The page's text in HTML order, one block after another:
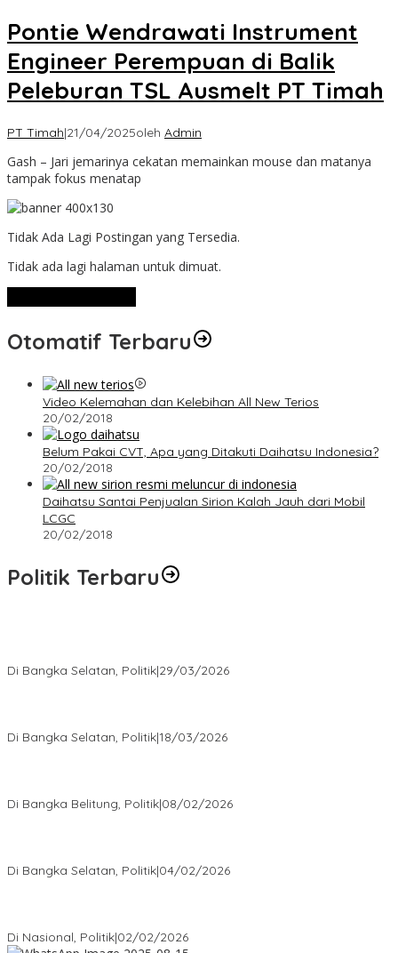
Pontie Wendrawati Instrument
Engineer Perempuan di Balik
Peleburan TSL Ausmelt PT Timah
PT Timah|21/04/2025oleh Admin
Gash – Jari jemarinya cekatan memainkan mouse dan matanya
tampak fokus menatap
Tidak Ada Lagi Postingan yang Tersedia.
Tidak ada lagi halaman untuk dimuat.
Otomatif Terbaru
Video Kelemahan dan Kelebihan All New Terios
20/02/2018
Belum Pakai CVT, Apa yang Ditakuti Daihatsu Indonesia?
20/02/2018
Daihatsu Santai Penjualan Sirion Kalah Jauh dari Mobil
LCGC
20/02/2018
Politik Terbaru
Di Bangka Selatan, Politik|29/03/2026
Di Bangka Selatan, Politik|18/03/2026
Di Bangka Belitung, Politik|08/02/2026
Di Bangka Selatan, Politik|04/02/2026
Di Nasional, Politik|02/02/2026